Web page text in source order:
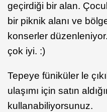
geçirdiği bir alan.
bir piknik alanı ve
konserler
çok iyi. :)
Tepeye füniküler le
ulaşımı için satın
kullanabiliyorsunuz.